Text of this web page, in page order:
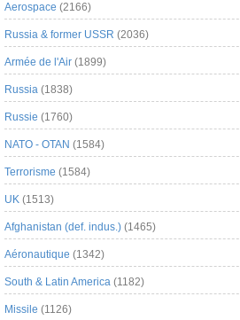
Aerospace (2166)
Russia & former USSR (2036)
Armée de l'Air (1899)
Russia (1838)
Russie (1760)
NATO - OTAN (1584)
Terrorisme (1584)
UK (1513)
Afghanistan (def. indus.) (1465)
Aéronautique (1342)
South & Latin America (1182)
Missile (1126)